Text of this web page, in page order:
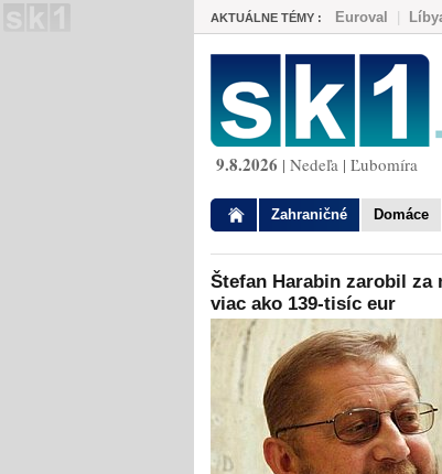
AKTUÁLNE TÉMY : Euroval
9.8.2026 | Nedeľa | Ľubomíra
Zahraničné Domáce
Štefan Harabin zarobil za
viac ako 139-tisíc eur